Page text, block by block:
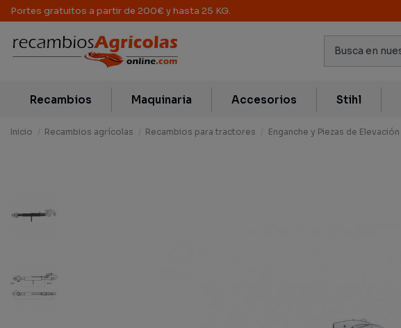
Portes gratuitos a partir de 200€ y hasta 25 KG.
Recambios Maquinaria Accesorios Stihl
Inicio Recambios agrícolas Recambios para tractores Enganche y Piezas de Elevación